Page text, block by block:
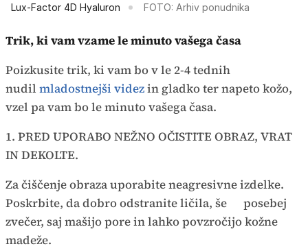
Lux-Factor 4D Hyaluron FOTO: Arhiv ponudnika
Trik, ki vam vzame le minuto vašega časa
Poizkusite trik, ki vam bo v le 2-4 tednih
nudil mladostnejši videzin gladko ter napeto kožo,
vzel pa vam bo le minuto vašega časa.
1. PRED UPORABO NEŽNO OČISTITE OBRAZ, VRAT
IN DEKOLTE.
Za čiščenje obraza uporabite neagresivne izdelke.
Poskrbite, da dobro odstranite ličila, še posebej
zvečer, saj mašijo pore in lahko povzročijo kožne
madeže.